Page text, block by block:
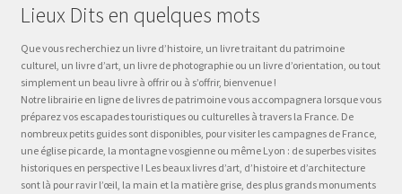
Lieux Dits en quelques mots
Que vous recherchiez un livre d’histoire, un livre traitant du patrimoine
culturel, un livre d’art, un livre de photographie ou un livre d’orientation, ou tout
simplement un beau livre à offrir ou à s’offrir, bienvenue !
Notre librairie en ligne de livres de patrimoine vous accompagnera lorsque vous
préparez vos escapades touristiques ou culturelles à travers la France. De
nombreux petits guides sont disponibles, pour visiter les campagnes de France,
une église picarde, la montagne vosgienne ou même Lyon : de superbes visites
historiques en perspective ! Les beaux livres d’art, d’histoire et d’architecture
sont là pour ravir l’œil, la main et la matière grise, des plus grands monuments